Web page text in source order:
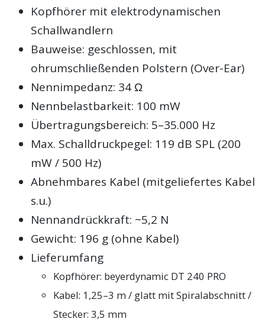
Kopfhörer mit elektrodynamischen
Schallwandlern
Bauweise: geschlossen, mit
ohrumschließenden Polstern (Over-Ear)
Nennimpedanz: 34 Ω
Nennbelastbarkeit: 100 mW
Übertragungsbereich: 5–35.000 Hz
Max. Schalldruckpegel: 119 dB SPL (200
mW / 500 Hz)
Abnehmbares Kabel (mitgeliefertes Kabel
s.u.)
Nennandrückkraft: ~5,2 N
Gewicht: 196 g (ohne Kabel)
Lieferumfang
Kopfhörer: beyerdynamic DT 240 PRO
Kabel: 1,25–3 m / glatt mit Spiralabschnitt /
Stecker: 3,5 mm